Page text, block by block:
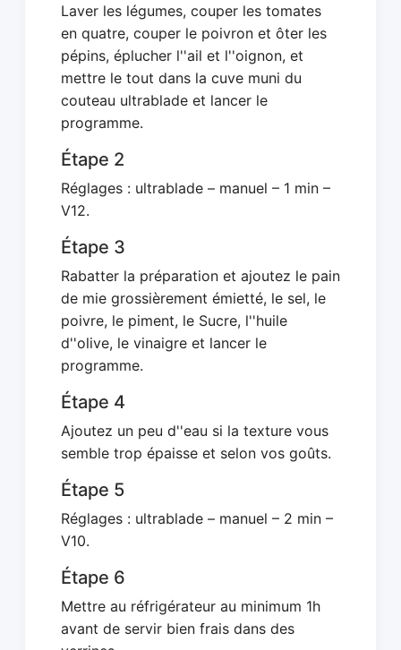
Laver les légumes, couper les tomates
en quatre, couper le poivron et ôter les
pépins, éplucher l''ail et l''oignon, et
mettre le tout dans la cuve muni du
couteau ultrablade et lancer le
programme.
Étape 2
Réglages : ultrablade – manuel – 1 min –
V12.
Étape 3
Rabatter la préparation et ajoutez le pain
de mie grossièrement émietté, le sel, le
poivre, le piment, le Sucre, l''huile
d''olive, le vinaigre et lancer le
programme.
Étape 4
Ajoutez un peu d''eau si la texture vous
semble trop épaisse et selon vos goûts.
Étape 5
Réglages : ultrablade – manuel – 2 min –
V10.
Étape 6
Mettre au réfrigérateur au minimum 1h
avant de servir bien frais dans des